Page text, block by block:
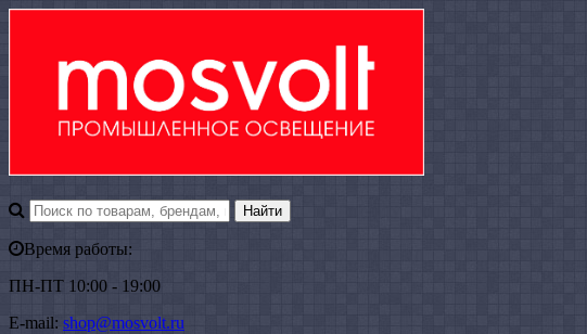
Время работы:
ПН-ПТ 10:00 - 19:00
E-mail: shop@mosvolt.ru